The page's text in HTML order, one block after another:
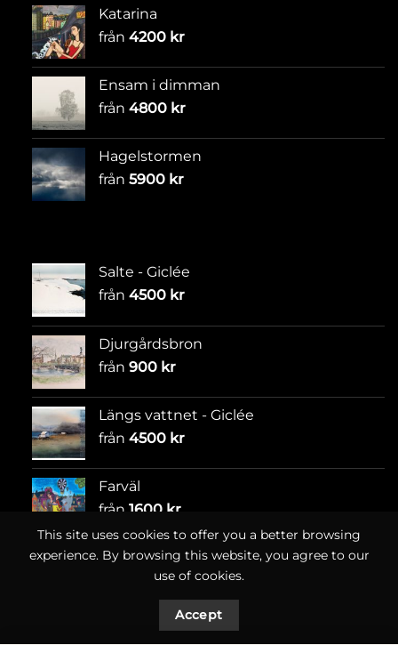
Katarina
från 4200 kr
Ensam i dimman
från 4800 kr
Hagelstormen
från 5900 kr
Salte - Giclée
från 4500 kr
Djurgårdsbron
från 900 kr
Längs vattnet - Giclée
från 4500 kr
Farväl
från 1600 kr
This site uses cookies to offer you a better browsing
experience. By browsing this website, you agree to our
use of cookies.
Accept